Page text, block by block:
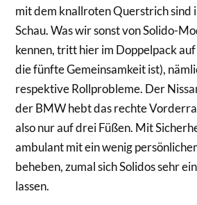
mit dem knallroten Querstrich sind
Schau. Was wir sonst von Solido-
kennen, tritt hier im Doppelpack
die fünfte Gemeinsamkeit ist),
respektive Rollprobleme. Der
der BMW hebt das rechte
also nur auf drei Füßen. Mit
ambulant mit ein wenig
beheben, zumal sich Solidos sehr
lassen.